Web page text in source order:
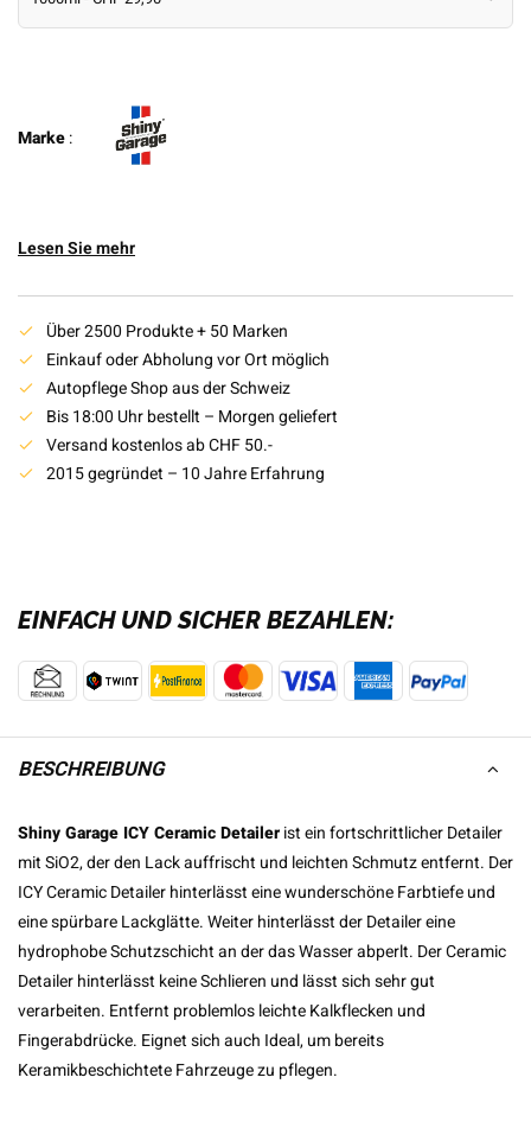
Marke:
Lesen Sie mehr
Über 2500 Produkte + 50 Marken
Einkauf oder Abholung vor Ort möglich
Autopflege Shop aus der Schweiz
Bis 18:00 Uhr bestellt – Morgen geliefert
Versand kostenlos ab CHF 50.-
2015 gegründet – 10 Jahre Erfahrung
EINFACH UND SICHER BEZAHLEN:
BESCHREIBUNG
Shiny Garage ICY Ceramic Detailerist ein fortschrittlicher Detailer
mit SiO2, der den Lack auffrischt und leichten Schmutz entfernt. Der
ICY Ceramic Detailer hinterlässt eine wunderschöne Farbtiefe und
eine spürbare Lackglätte. Weiter hinterlässt der Detailer eine
hydrophobe Schutzschicht an der das Wasser abperlt. Der Ceramic
Detailer hinterlässt keine Schlieren und lässt sich sehr gut
verarbeiten. Entfernt problemlos leichte Kalkflecken und
Fingerabdrücke. Eignet sich auch Ideal, um bereits
Keramikbeschichtete Fahrzeuge zu pflegen.